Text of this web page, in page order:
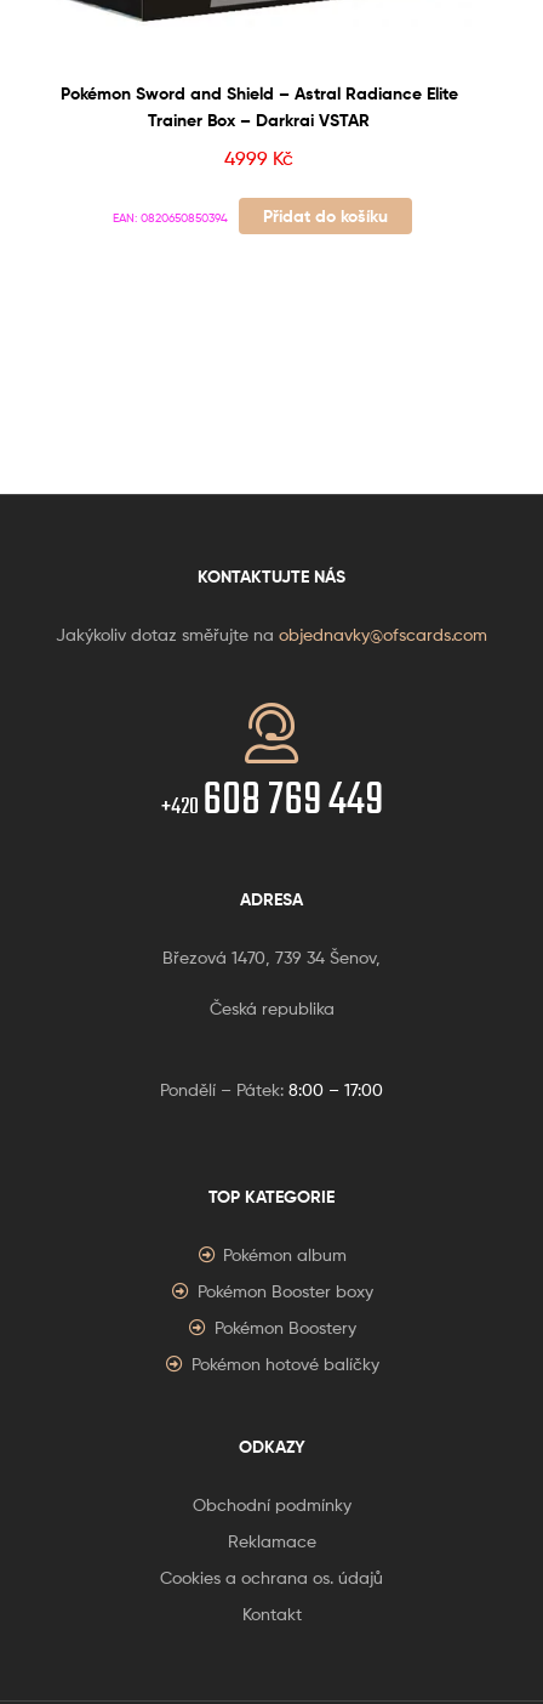
Pokémon Sword and Shield – Astral Radiance Elite
Trainer Box – Darkrai VSTAR
4999 Kč
EAN: 0820650850394 Přidat do košíku
KONTAKTUJTE NÁS
Jakýkoliv dotaz směřujte na objednavky@ofscards.com
+420 608 769 449
ADRESA
Březová 1470, 739 34 Šenov,
Česká republika
Pondělí – Pátek: 8:00 – 17:00
TOP KATEGORIE
Pokémon album
Pokémon Booster boxy
Pokémon Boostery
Pokémon hotové balíčky
ODKAZY
Obchodní podmínky
Reklamace
Cookies a ochrana os. údajů
Kontakt